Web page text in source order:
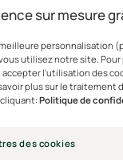
le
Fair For Life et
en
fissurées et les
fondante et
pas et ne laisse
sur mesure
personnalisation
utilisez notre site.
l'utilisation des
plus sur le traitement
Politique de
des cookies